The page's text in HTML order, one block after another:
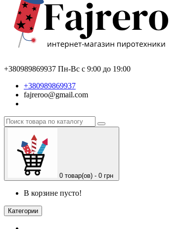
+380989869937 Пн-Вс с 9:00 до 19:00
+380989869937
fajreroo@gmail.com
0 товар(ов) - 0 грн
В корзине пусто!
Категории